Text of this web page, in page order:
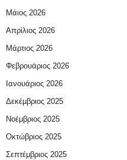
Μάιος 2026
Απρίλιος 2026
Μάρτιος 2026
Φεβρουάριος 2026
Ιανουάριος 2026
Δεκέμβριος 2025
Νοέμβριος 2025
Οκτώβριος 2025
Σεπτέμβριος 2025